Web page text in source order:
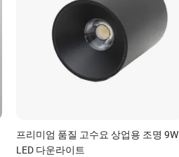
프리미엄 품질 고수요 상업용 조명 9W
LED 다운라이트